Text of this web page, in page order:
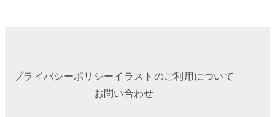
プライバシーポリシーイラストのご利用について
お問い合わせ